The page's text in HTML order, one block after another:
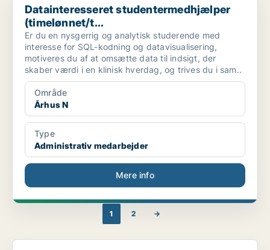
Datainteresseret studentermedhjælper
(timelønnet/t...
Er du en nysgerrig og analytisk studerende med
interesse for SQL-kodning og datavisualisering,
motiveres du af at omsætte data til indsigt, der
skaber værdi i en klinisk hverdag, og trives du i sam..
Område
Århus N
Type
Administrativ medarbejder
Mere info
1 2 →